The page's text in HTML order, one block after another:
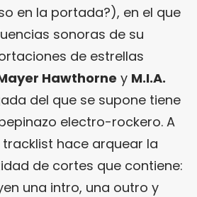
en la portada?), en el que
sonoras de su
de estrellas
Hawthorne y M.I.A.
del que se supone tiene
electro-rockero. A
hace arquear la
de cortes que contiene:
una intro, una outro y